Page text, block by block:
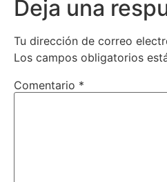
Deja una
Tu dirección de correo
Los campos obligatorios
Comentario *